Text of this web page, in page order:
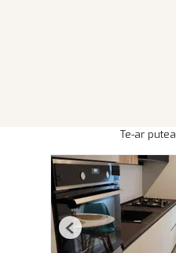
Te-ar
Previous